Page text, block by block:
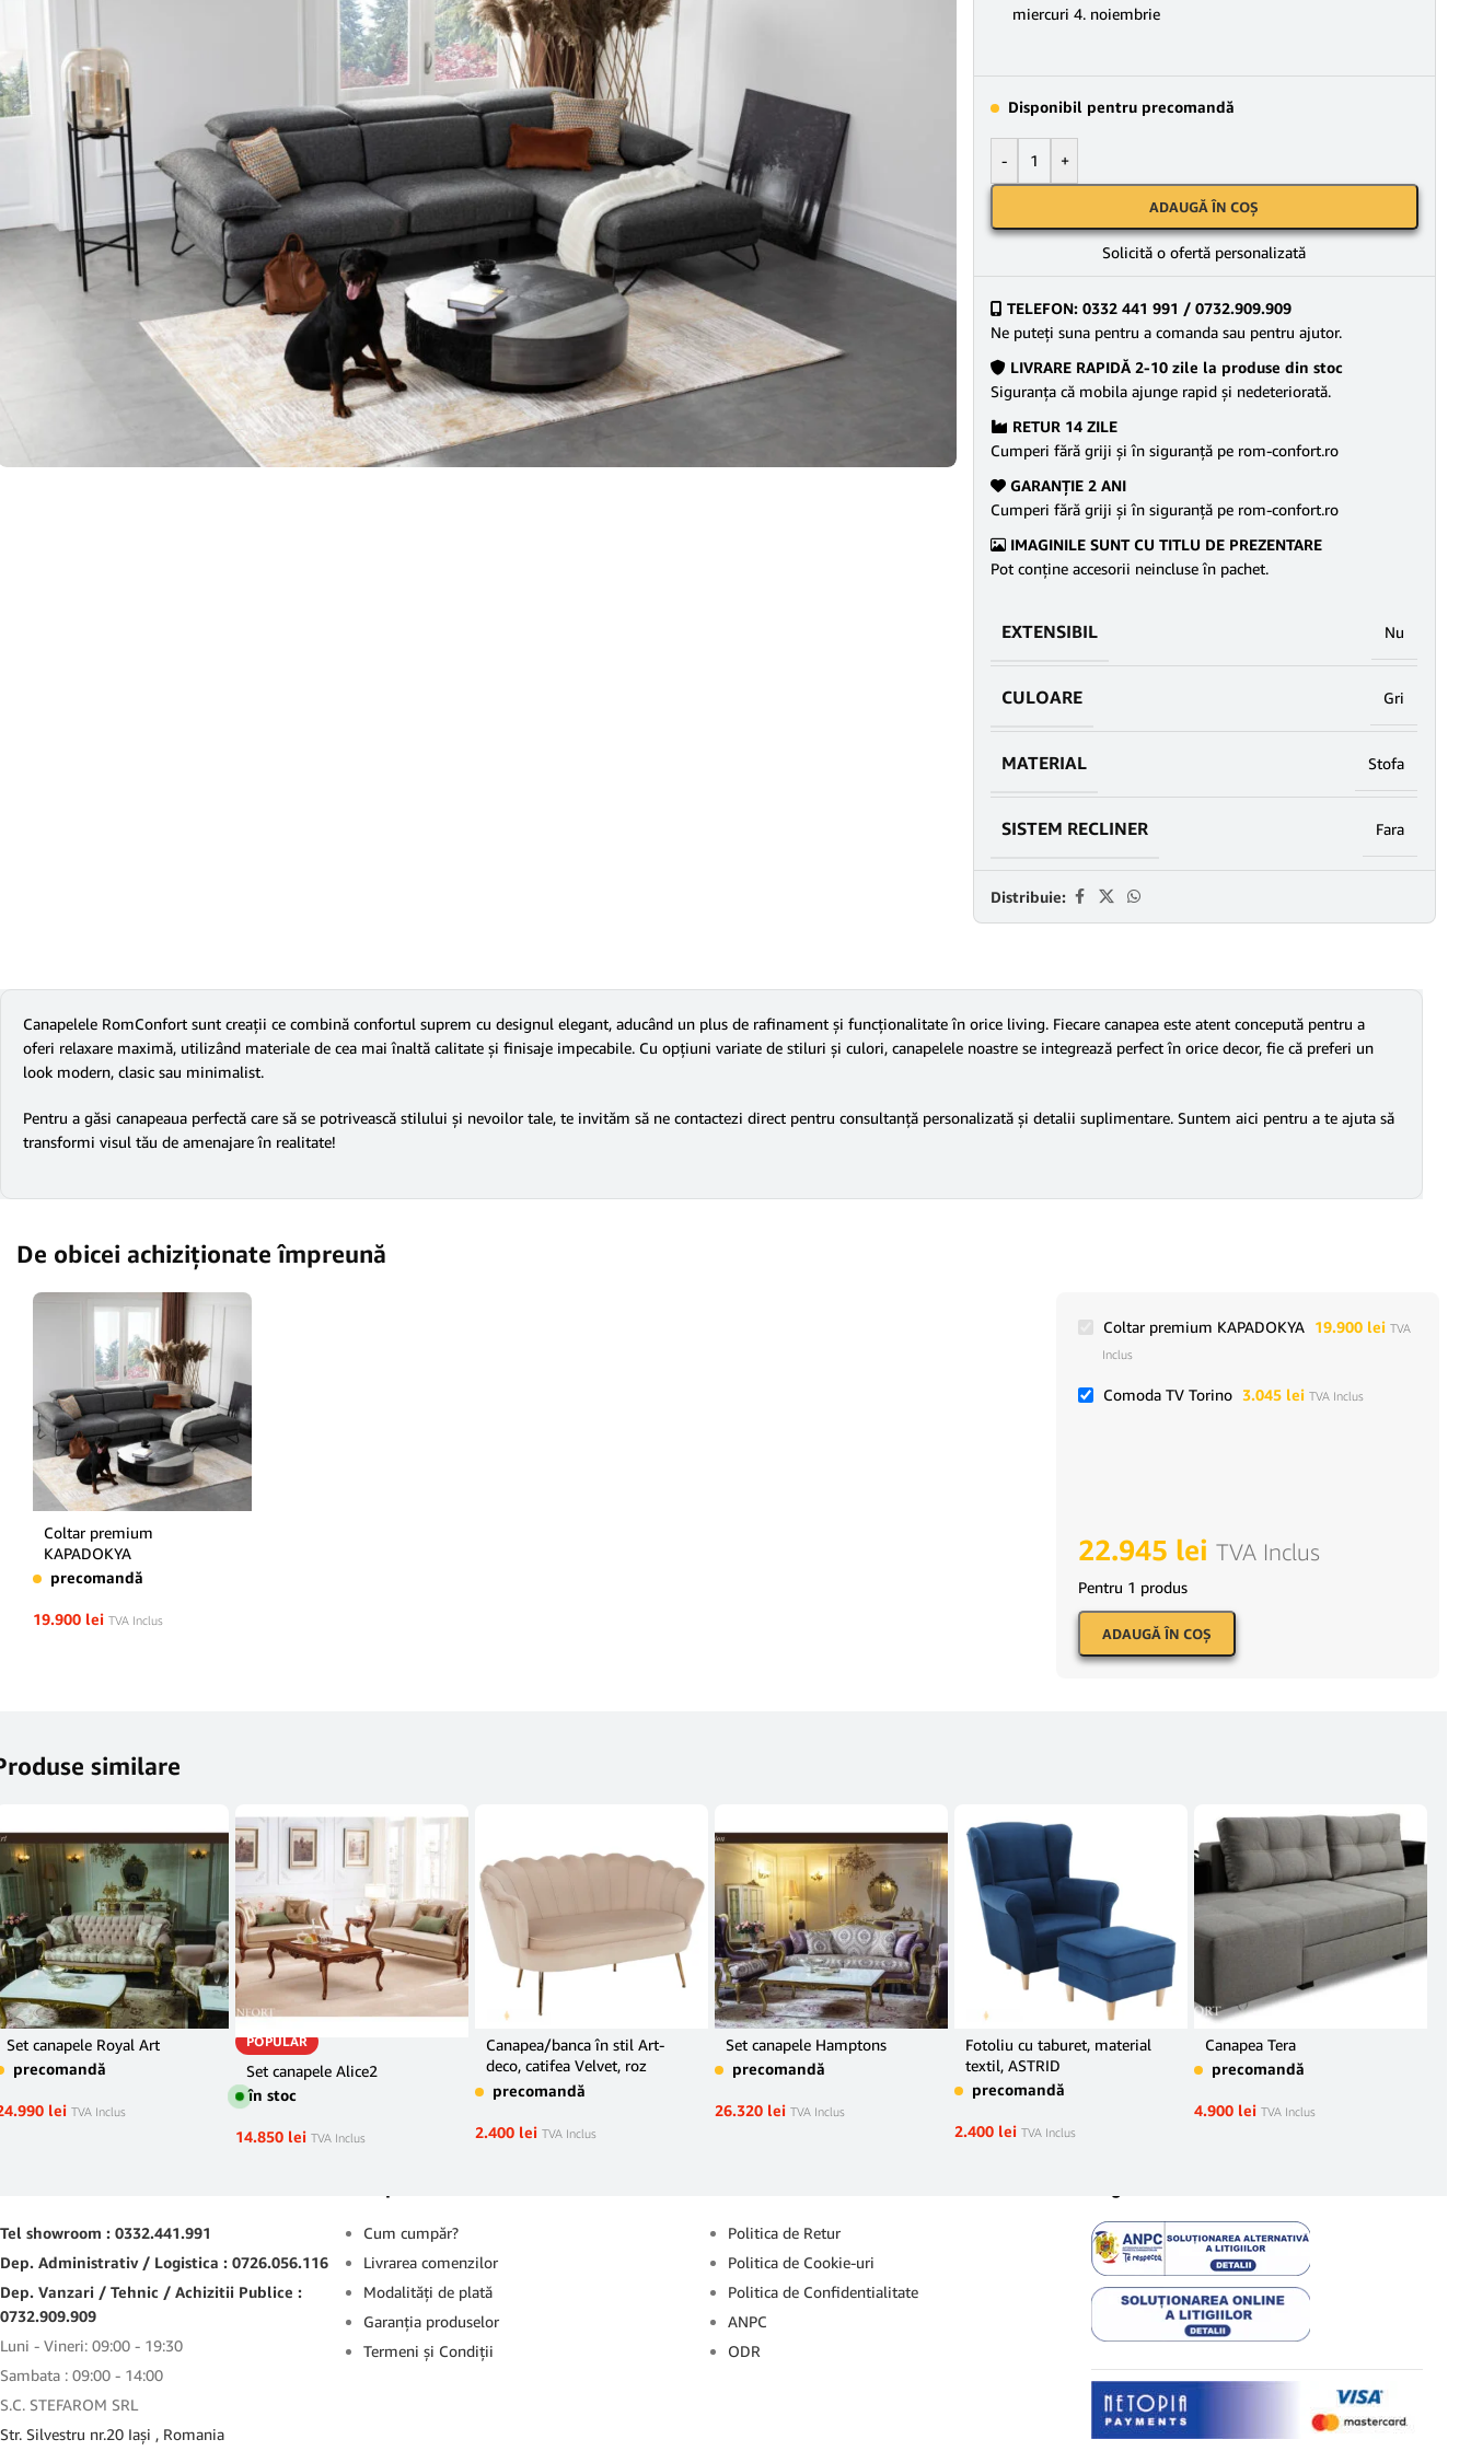
miercuri 4. noiembrie
Disponibil pentru precomandă
- +
ADAUGĂ ÎN COȘ
Solicită o ofertă personalizată
TELEFON: 0332 441 991 / 0732.909.909
Ne puteţi suna pentru a comanda sau pentru ajutor.
LIVRARE RAPIDĂ 2-10 zile la produse din stoc
Siguranţa că mobila ajunge rapid şi nedeteriorată.
RETUR 14 ZILE
Cumperi fără griji şi în siguranţă pe rom-confort.ro
GARANŢIE 2 ANI
Cumperi fără griji şi în siguranţă pe rom-confort.ro
IMAGINILE SUNT CU TITLU DE PREZENTARE
Pot conține accesorii neincluse în pachet.
EXTENSIBIL Nu
CULOARE Gri
MATERIAL Stofa
SISTEM RECLINER Fara
Distribuie:
Canapelele RomConfort sunt creații ce combină confortul suprem cu designul elegant, aducând un plus de rafinament și funcționalitate în orice living. Fiecare canapea este atent concepută pentru a
oferi relaxare maximă, utilizând materiale de cea mai înaltă calitate și finisaje impecabile. Cu opțiuni variate de stiluri și culori, canapelele noastre se integrează perfect în orice decor, fie că preferi un
look modern, clasic sau minimalist.
Pentru a găsi canapeaua perfectă care să se potrivească stilului și nevoilor tale, te invităm să ne contactezi direct pentru consultanță personalizată și detalii suplimentare. Suntem aici pentru a te ajuta să
transformi visul tău de amenajare în realitate!
De obicei achiziționate împreună
Coltar premium
KAPADOKYA
precomandă
19.900 lei TVA Inclus
Coltar premium KAPADOKYA 19.900 lei TVA
Inclus
Comoda TV Torino 3.045 lei TVA Inclus
22.945 lei TVA Inclus
Pentru 1 produs
ADAUGĂ ÎN COŞ
similare
Set canapele Royal Art
precomandă
lei TVA Inclus
POPULAR
Set canapele Alice2
în stoc
14.850 lei TVA Inclus
Canapea/banca în stil Art-
deco, catifea Velvet, roz
deschis, NOBLIN
precomandă
2.400 lei TVA Inclus
Set canapele Hamptons
precomandă
26.320 lei TVA Inclus
Fotoliu cu taburet, material
textil, ASTRID
precomandă
2.400 lei TVA Inclus
Canapea Tera
precomandă
4.900 lei TVA Inclus
Tel showroom : 0332.441.991
Dep. Administrativ / Logistica : 0726.056.116
Dep. Vanzari / Tehnic / Achizitii Publice :
0732.909.909
Luni - Vineri: 09:00 - 19:30
Sambata : 09:00 - 14:00
S.C. STEFAROM SRL
Str. Silvestru nr.20 Iaşi , Romania
Cum cumpăr?
Livrarea comenzilor
Modalităţi de plată
Garanţia produselor
Termeni şi Condiţii
Politica de Retur
Politica de Cookie-uri
Politica de Confidentialitate
ANPC
ODR